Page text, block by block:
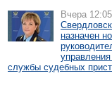
Вчера 12:05
назначен
службы судебных